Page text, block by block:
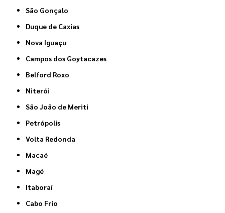
São Gonçalo
Duque de Caxias
Nova Iguaçu
Campos dos Goytacazes
Belford Roxo
Niterói
São João de Meriti
Petrópolis
Volta Redonda
Macaé
Magé
Itaboraí
Cabo Frio